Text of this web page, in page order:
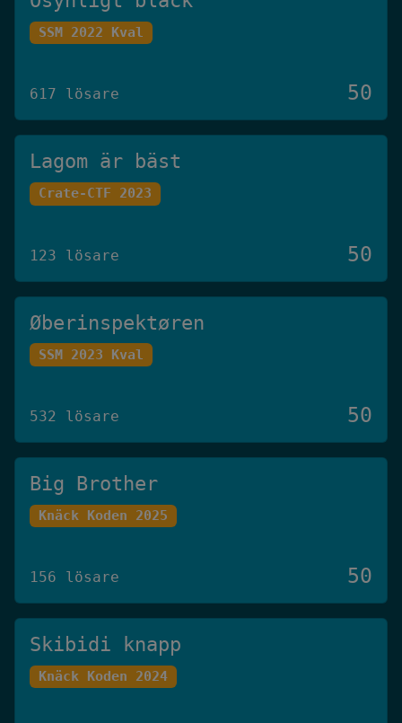
SSM 2022 Kval
617 lösare 50
Lagom är bäst
Crate-CTF 2023
123 lösare 50
Øberinspektøren
SSM 2023 Kval
532 lösare 50
Big Brother
Knäck Koden 2025
156 lösare 50
Skibidi knapp
Knäck Koden 2024